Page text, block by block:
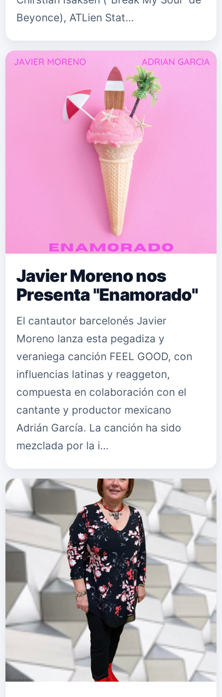
Beyonce), ATLien Stat…
Javier Moreno nos
Presenta "Enamorado"
El cantautor barcelonés Javier
Moreno lanza esta pegadiza y
veraniega canción FEEL GOOD, con
influencias latinas y reaggeton,
compuesta en colaboración con el
cantante y productor mexicano
Adrián García. La canción ha sido
mezclada por la i…